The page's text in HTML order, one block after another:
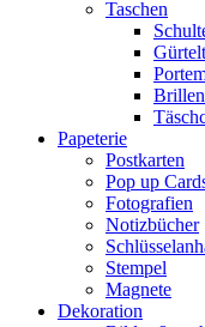
Taschen
Papeterie
Postkarten
Pop up
Fotografien
Notizbücher
Stempel
Magnete
Dekoration